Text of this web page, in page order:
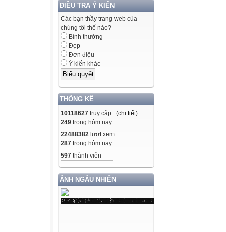
ĐIỀU TRA Ý KIẾN
Các bạn thầy trang web của
chúng tôi thế nào?
Bình thường
Đẹp
Đơn điệu
Ý kiến khác
THỐNG KÊ
10118627 truy cập (chi tiết)
249 trong hôm nay
22488382 lượt xem
287 trong hôm nay
597 thành viên
ẢNH NGẪU NHIÊN